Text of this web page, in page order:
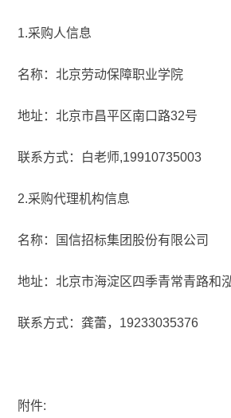
1.采购人信息
名称：北京劳动保障职业学院
地址：北京市昌平区南口路32号
联系方式：白老师,19910735003
2.采购代理机构信息
名称：国信招标集团股份有限公司
地址：北京市海淀区四季青常青路和
联系方式：龚蕾，19233035376
附件: